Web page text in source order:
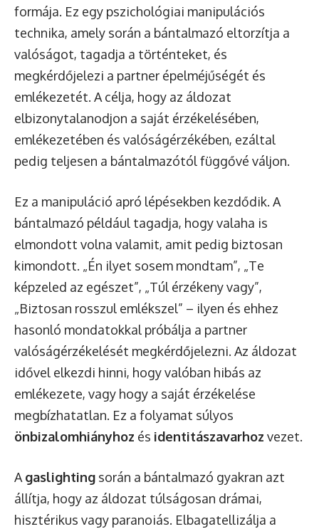
formája. Ez egy pszichológiai manipulációs
technika, amely során a bántalmazó eltorzítja a
valóságot, tagadja a történteket, és
megkérdőjelezi a partner épelméjűségét és
emlékezetét. A célja, hogy az áldozat
elbizonytalanodjon a saját érzékelésében,
emlékezetében és valóságérzékében, ezáltal
pedig teljesen a bántalmazótól függővé váljon.
Ez a manipuláció apró lépésekben kezdődik. A
bántalmazó például tagadja, hogy valaha is
elmondott volna valamit, amit pedig biztosan
kimondott. „Én ilyet sosem mondtam”, „Te
képzeled az egészet”, „Túl érzékeny vagy”,
„Biztosan rosszul emlékszel” – ilyen és ehhez
hasonló mondatokkal próbálja a partner
valóságérzékelését megkérdőjelezni. Az áldozat
idővel elkezdi hinni, hogy valóban hibás az
emlékezete, vagy hogy a saját érzékelése
megbízhatatlan. Ez a folyamat súlyos
önbizalomhiányhoz és identitászavarhoz vezet.
A gaslighting során a bántalmazó gyakran azt
állítja, hogy az áldozat túlságosan drámai,
hisztérikus vagy paranoiás. Elbagatellizálja a